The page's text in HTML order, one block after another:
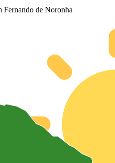
Fernando de Noronha